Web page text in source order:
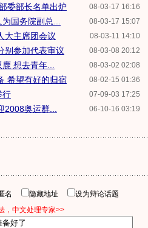
08-03-17 16:16
委部长名单出炉
08-03-17 15:07
国务院副总...
08-03-11 14:10
大主席团会议
08-03-08 20:12
别参加代表审议
08-03-02 02:08
想去青年...
08-02-15 01:36
希望有好的归宿
07-09-03 17:25
行
06-10-16 03:19
奥运群...
名 隐藏地址
设为辩论话题
，中文处理专家>>